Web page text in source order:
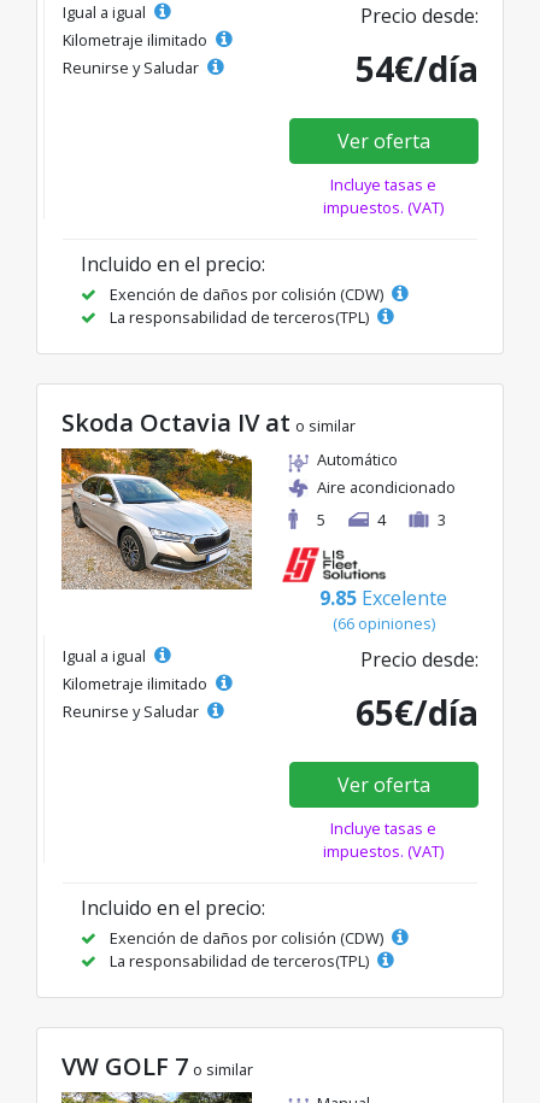
Igual a igual
Kilometraje ilimitado
Reunirse y Saludar
Precio desde:
54€/día
Ver oferta
Incluye tasas e
impuestos. (VAT)
Incluido en el precio:
Exención de daños por colisión (CDW)
La responsabilidad de terceros(TPL)
Skoda Octavia IV at o similar
Automático
Aire acondicionado
5
4 3
9.85 Excelente
(66 opiniones)
Igual a igual
Kilometraje ilimitado
Reunirse y Saludar
Precio desde:
65€/día
Ver oferta
Incluye tasas e
impuestos. (VAT)
Incluido en el precio:
Exención de daños por colisión (CDW)
La responsabilidad de terceros(TPL)
VW GOLF 7 o similar